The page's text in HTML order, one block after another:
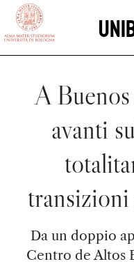
vai al contenuto della
A
avanti
Da un doppio
Centro de Altos